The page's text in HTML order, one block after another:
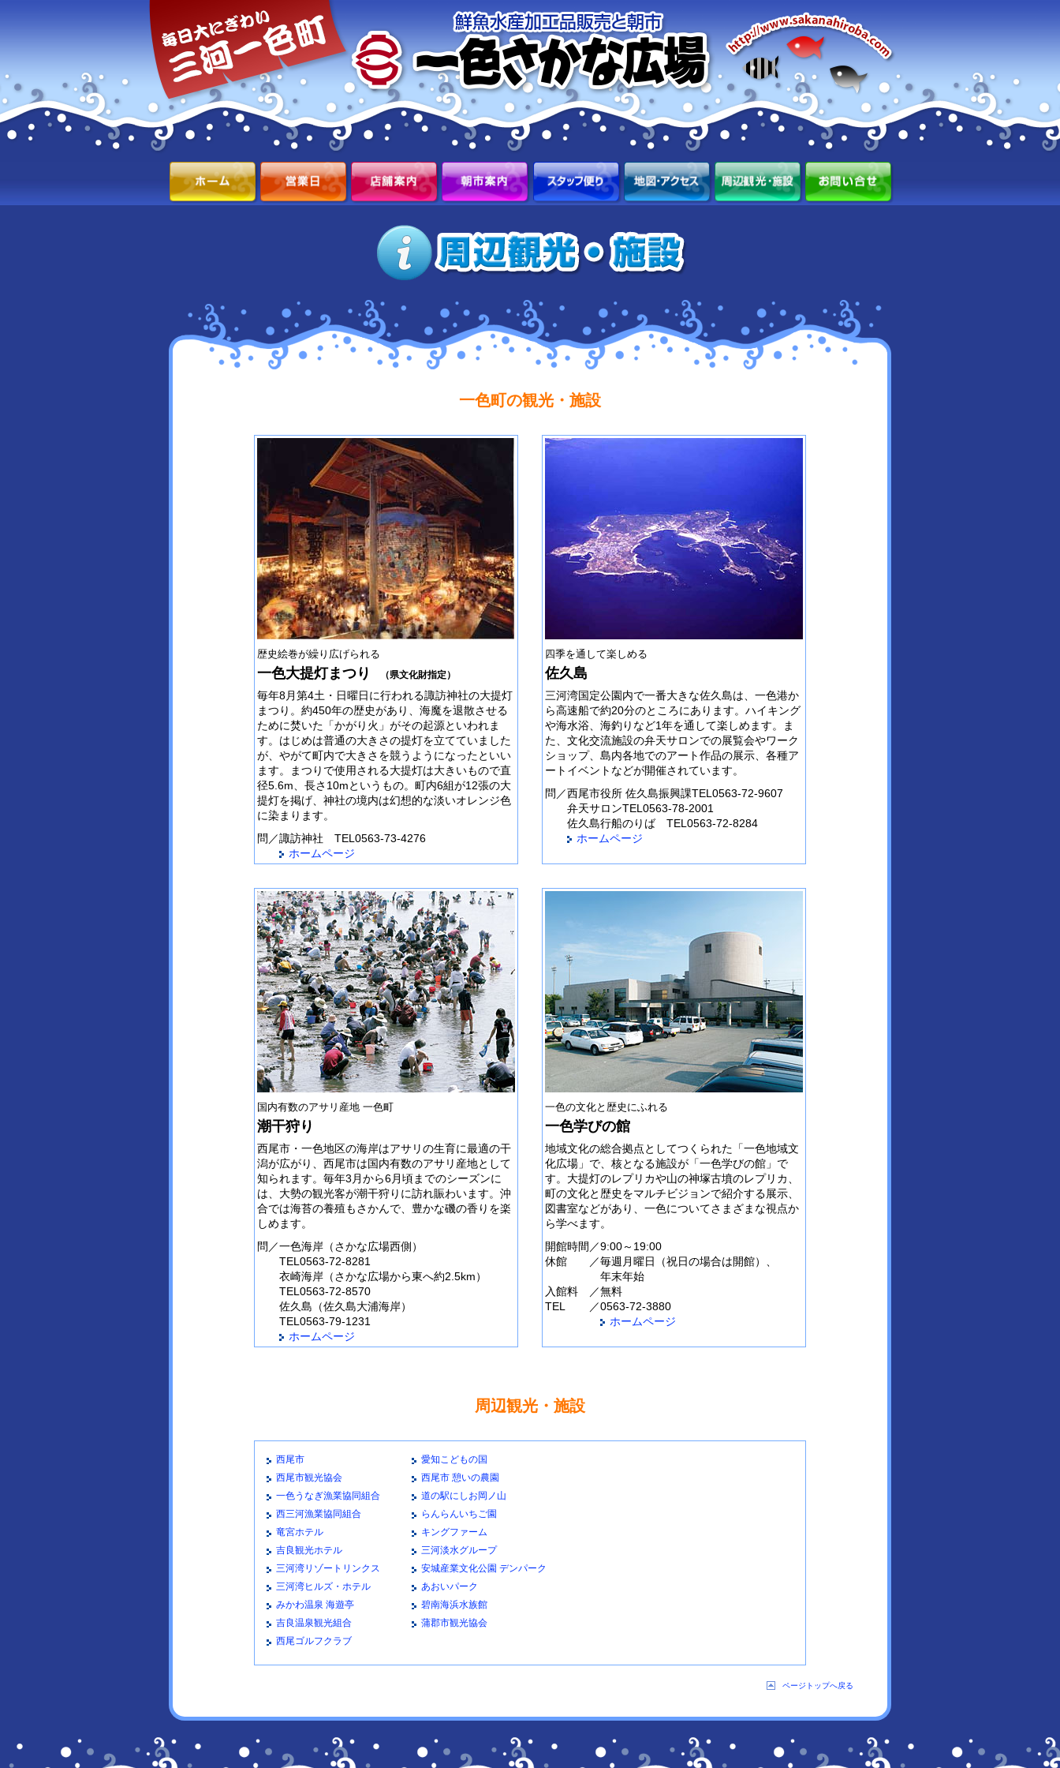
一色町の観光・施設
歴史絵巻が繰り広げられる
一色大提灯まつり （県文化財指定）
毎年8月第4土・日曜日に行われる諏訪神社の大提灯
まつり。約450年の歴史があり、海魔を退散させる
ために焚いた「かがり火」がその起源といわれま
す。はじめは普通の大きさの提灯を立てていました
が、やがて町内で大きさを競うようになったといい
ます。まつりで使用される大提灯は大きいもので直
径5.6m、長さ10mというもの。町内6組が12張の大
提灯を掲げ、神社の境内は幻想的な淡いオレンジ色
に染まります。
問／諏訪神社 TEL0563-73-4276
ホームページ
四季を通して楽しめる
佐久島
三河湾国定公園内で一番大きな佐久島は、一色港か
ら高速船で約20分のところにあります。ハイキング
や海水浴、海釣りなど1年を通して楽しめます。ま
た、文化交流施設の弁天サロンでの展覧会やワーク
ショップ、島内各地でのアート作品の展示、各種ア
ートイベントなどが開催されています。
問／西尾市役所 佐久島振興課TEL0563-72-9607
弁天サロンTEL0563-78-2001
佐久島行船のりば TEL0563-72-8284
ホームページ
国内有数のアサリ産地 一色町
潮干狩り
西尾市・一色地区の海岸はアサリの生育に最適の干
潟が広がり、西尾市は国内有数のアサリ産地として
知られます。毎年3月から6月頃までのシーズンに
は、大勢の観光客が潮干狩りに訪れ賑わいます。沖
合では海苔の養殖もさかんで、豊かな磯の香りを楽
しめます。
問／一色海岸（さかな広場西側）
TEL0563-72-8281
衣崎海岸（さかな広場から東へ約2.5km）
TEL0563-72-8570
佐久島（佐久島大浦海岸）
TEL0563-79-1231
ホームページ
一色の文化と歴史にふれる
一色学びの館
地域文化の総合拠点としてつくられた「一色地域文
化広場」で、核となる施設が「一色学びの館」で
す。大提灯のレプリカや山の神塚古墳のレプリカ、
町の文化と歴史をマルチビジョンで紹介する展示、
図書室などがあり、一色についてさまざまな視点か
ら学べます。
開館時間 ／9:00～19:00
休館
／毎週月曜日（祝日の場合は開館）、
年末年始
入館料
／無料
TEL
／0563-72-3880
ホームページ
周辺観光・施設
西尾市
西尾市観光協会
一色うなぎ漁業協同組合
西三河漁業協同組合
竜宮ホテル
吉良観光ホテル
三河湾リゾートリンクス
三河湾ヒルズ・ホテル
みかわ温泉 海遊亭
吉良温泉観光組合
西尾ゴルフクラブ
愛知こどもの国
西尾市 憩いの農園
道の駅にしお岡ノ山
らんらんいちご園
キングファーム
三河淡水グループ
安城産業文化公園 デンパーク
あおいパーク
碧南海浜水族館
蒲郡市観光協会
ページトップへ戻る